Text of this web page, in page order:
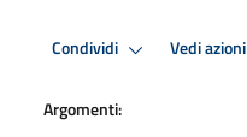
Condividi Vedi azioni
Argomenti: